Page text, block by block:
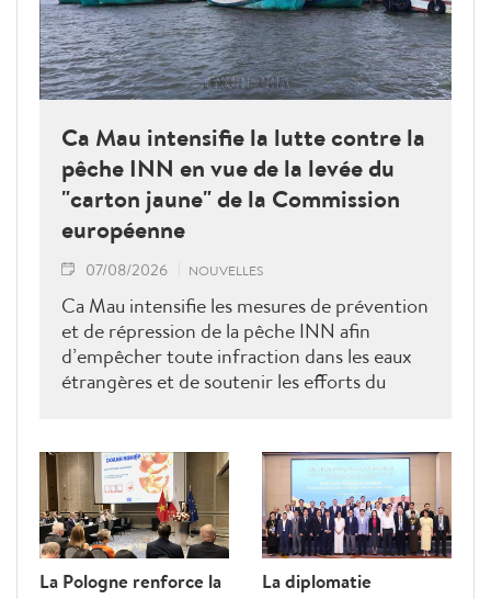
Ca Mau intensifie la lutte contre la
pêche INN en vue de la levée du
"carton jaune" de la Commission
européenne
07/08/2026 NOUVELLES
Ca Mau intensifie les mesures de prévention
et de répression de la pêche INN afin
d’empêcher toute infraction dans les eaux
étrangères et de soutenir les efforts du
La Pologne renforce la
La diplomatie